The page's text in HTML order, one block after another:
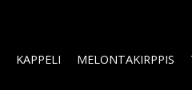
KAPPELI MELONTAKIRPPIS